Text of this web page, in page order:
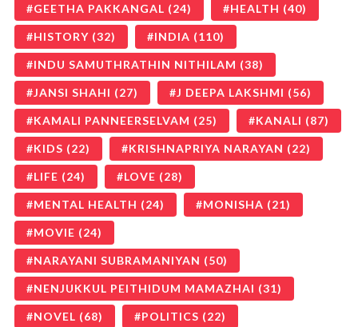
GEETHA PAKKANGAL (24) HEALTH (40)
HISTORY (32) INDIA (110)
INDU SAMUTHRATHIN NITHILAM (38)
JANSI SHAHI (27) J DEEPA LAKSHMI (56)
KAMALI PANNEERSELVAM (25) KANALI (87)
KIDS (22) KRISHNAPRIYA NARAYAN (22)
LIFE (24) LOVE (28)
MENTAL HEALTH (24) MONISHA (21)
MOVIE (24)
NARAYANI SUBRAMANIYAN (50)
NENJUKKUL PEITHIDUM MAMAZHAI (31)
NOVEL (68) POLITICS (22)